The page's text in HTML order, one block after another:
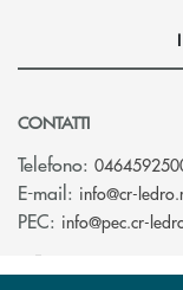
CONTATTI
Telefono:
E-mail: info@cr-
PEC: info@pec.cr-